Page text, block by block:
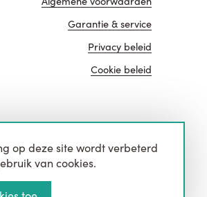
Garantie & service
Privacy beleid
Cookie beleid
website door
op deze site wordt verbeterd
van cookies.